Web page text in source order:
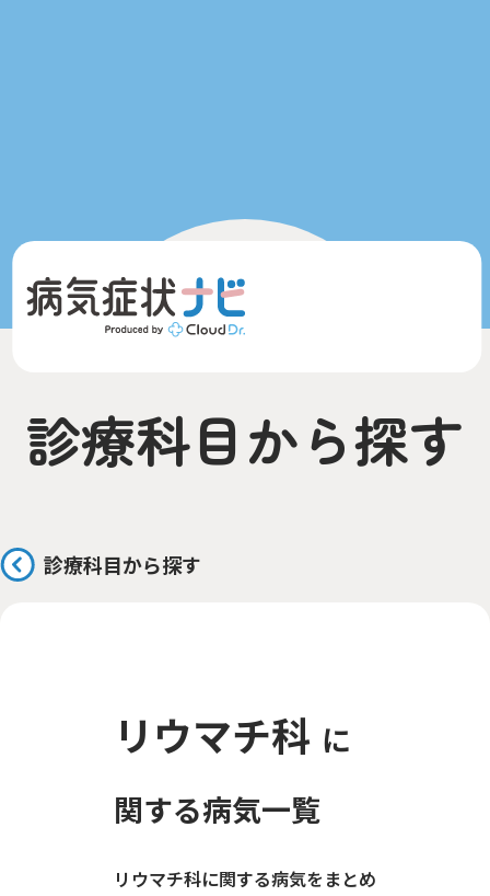
診療科目から探す
診療科目から探す
リウマチ科 に
関する病気一覧
リウマチ科に関する病気をまとめ